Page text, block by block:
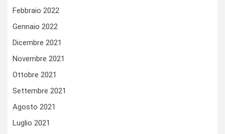
Febbraio 2022
Gennaio 2022
Dicembre 2021
Novembre 2021
Ottobre 2021
Settembre 2021
Agosto 2021
Luglio 2021